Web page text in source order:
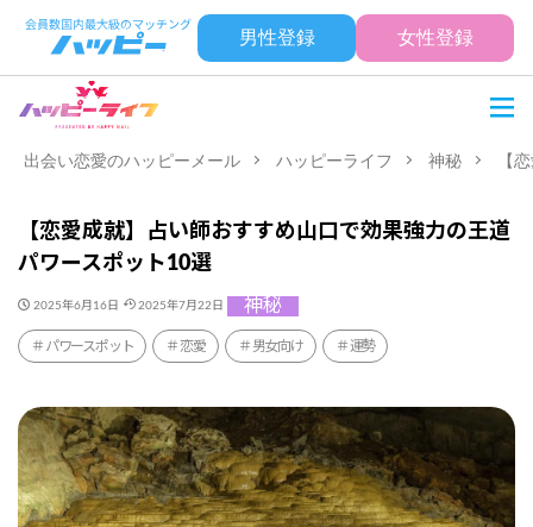
男性登録 女性登録
出会い恋愛のハッピーメール ハッピーライフ 神秘 【
【恋愛成就】占い師おすすめ山口で効果強力の王道
パワースポット10選
2025年6月16日 2025年7月22日 神秘
パワースポット 恋愛 男女向け 運勢